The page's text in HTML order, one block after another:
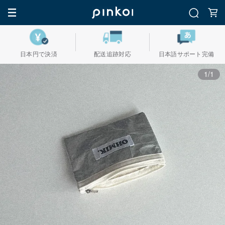
日本円で決済 配送追跡対応 日本語サポート完備
1/1